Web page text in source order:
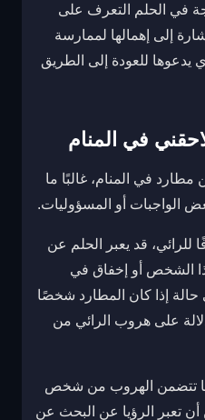
في الحلم التعرف على
إلى إهمالها لممارسة
يدعوها للعودة إلى الطريق
في المنام
في المنام، غالبًا ما
الواجبات أو المسؤوليات.
للرائي، قد يعبر الحلم عن
الشخص أو إخفاق في
حالة إذا كان المطارد شخصًا
على هروب الرائي من
تتضمن الهروب من شخص
تعبر الرؤيا عن البحث عن